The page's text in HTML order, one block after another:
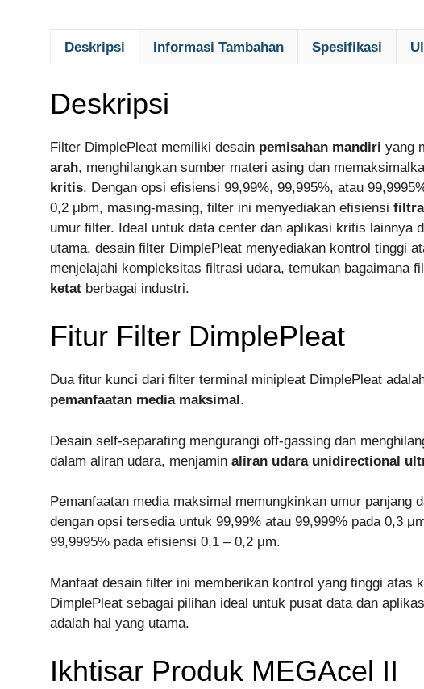
Deskripsi Informasi Tambahan Spesifikasi
Deskripsi
Filter DimplePleat memiliki desain pemisahan mandiri yang
arah, menghilangkan sumber materi asing dan
kritis. Dengan opsi efisiensi 99,99%, 99,995%, atau
0,2 μbm, masing-masing, filter ini menyediakan efisiensi
umur filter. Ideal untuk data center dan aplikasi kritis lainnya
utama, desain filter DimplePleat menyediakan kontrol tinggi
menjelajahi kompleksitas filtrasi udara, temukan bagaimana
ketat berbagai industri.
Fitur Filter DimplePleat
Dua fitur kunci dari filter terminal minipleat DimplePleat
pemanfaatan media maksimal .
Desain self-separating mengurangi off-gassing dan
dalam aliran udara, menjamin aliran udara unidirectional
Pemanfaatan media maksimal memungkinkan umur panjang
dengan opsi tersedia untuk 99,99% atau 99,999% pada 0,3
99,9995% pada efisiensi 0,1 – 0,2 μm.
Manfaat desain filter ini memberikan kontrol yang tinggi atas
DimplePleat sebagai pilihan ideal untuk pusat data dan
adalah hal yang utama.
Ikhtisar Produk MEGAcel II